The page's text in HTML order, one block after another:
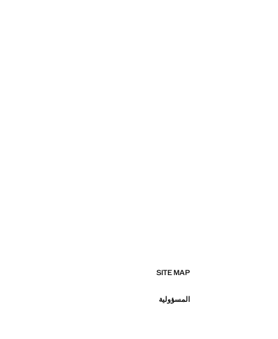
SITE MAP
المسؤولية